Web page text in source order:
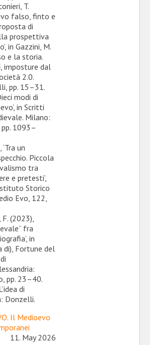
T.
falso, finto e
di
prospettiva
in Gazzini, M.
e la storia.
imposture dal
2.0.
pp. 15–31.
modi di
in Scritti
Milano:
1093–
un
Piccola
tra
e pretesti’,
Storico
Evo, 122,
(2023),
fra
in
di), Fortune del
pp. 23–40.
di
Donzelli.
Il Medioevo
11. May 2026